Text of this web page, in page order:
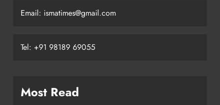
Email: ismatimes@gmail.com
Tel: +91 98189 69055
Most Read